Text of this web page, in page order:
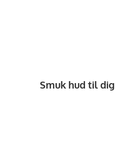
Smuk hud til dig